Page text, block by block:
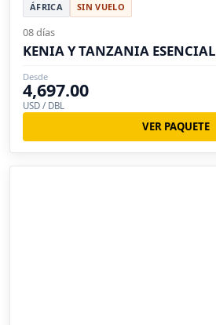
ÁFRICA SIN VUELO
08 días
KENIA Y TANZANIA ESENCIAL
Desde
4,697.00
USD / DBL
VER PAQUETE